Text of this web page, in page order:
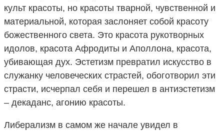
культ красоты, но красоты тварной, чувственной и
материальной, которая заслоняет собой красоту
божественного света. Это красота рукотворных
идолов, красота Афродиты и Аполлона, красота,
убивающая дух. Эстетизм превратил искусство в
служанку человеческих страстей, обоготворил эти
страсти, исчерпал себя и перешел в антиэстетизм
– декаданс, агонию красоты.
Либерализм в самом же начале увидел в